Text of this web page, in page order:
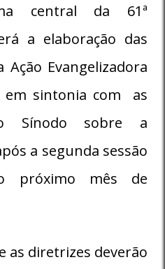
central da 61ª
a elaboração das
Evangelizadora
em sintonia com as
Sínodo sobre a
a segunda sessão
próximo mês de
as diretrizes deverão